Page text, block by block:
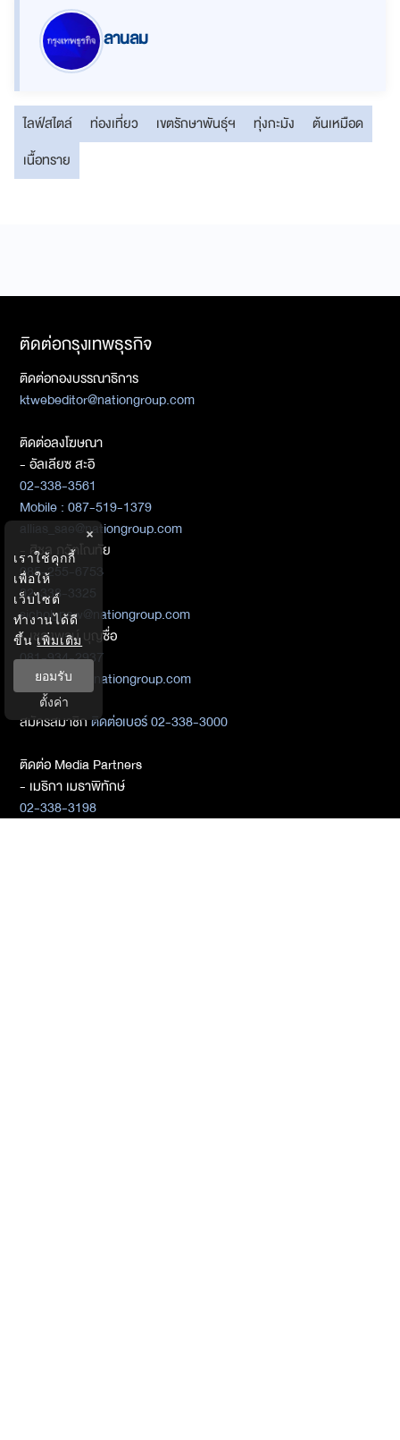
ลานลม
ไลฟ์สไตล์ ท่องเที่ยว เขตรักษาพันธุ์ฯ ทุ่งกะมัง
ต้นเหมือด
เนื้อทราย
ติดต่อกรุงเทพธุรกิจ
ติดต่อกองบรรณาธิการ
ktwebeditor@nationgroup.com
ติดต่อลงโฆษณา
- อัลเลียซ สะอิ
02-338-3561
Mobile : 087-519-1379
allias_sae@nationgroup.com
- ศิชล ภวัตโณทัย
085-255-6753
02-338-3325
sichol_paw@nationgroup.com
- เชลงพจน์ บุญซื่อ
081-934-2937
chalengpot@nationgroup.com
สมัครสมาชิกติดต่อเบอร์ 02-338-3000
ติดต่อ Media Partners
- เมธิกา เมธาพิทักษ์
02-338-3198
×
เราใช้คุกกี้
เพื่อให้
เว็บไซต์
ทำงานได้ดี
ขึ้นเพิ่มเติม
ยอมรับ
ตั้งค่า